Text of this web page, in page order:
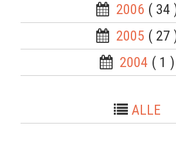
2006 ( 34
2005 ( 27
2004 ( 1 )
ALLE